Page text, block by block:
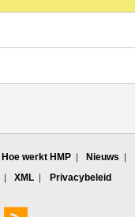
Hoe werkt HMP
Nieuws
XML Privacybeleid